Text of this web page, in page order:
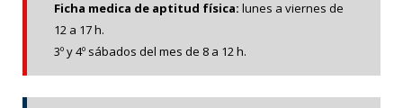
Ficha medica de aptitud física: lunes a viernes de
12 a 17 h.
3º y4º sábados del mes de 8 a 12 h.